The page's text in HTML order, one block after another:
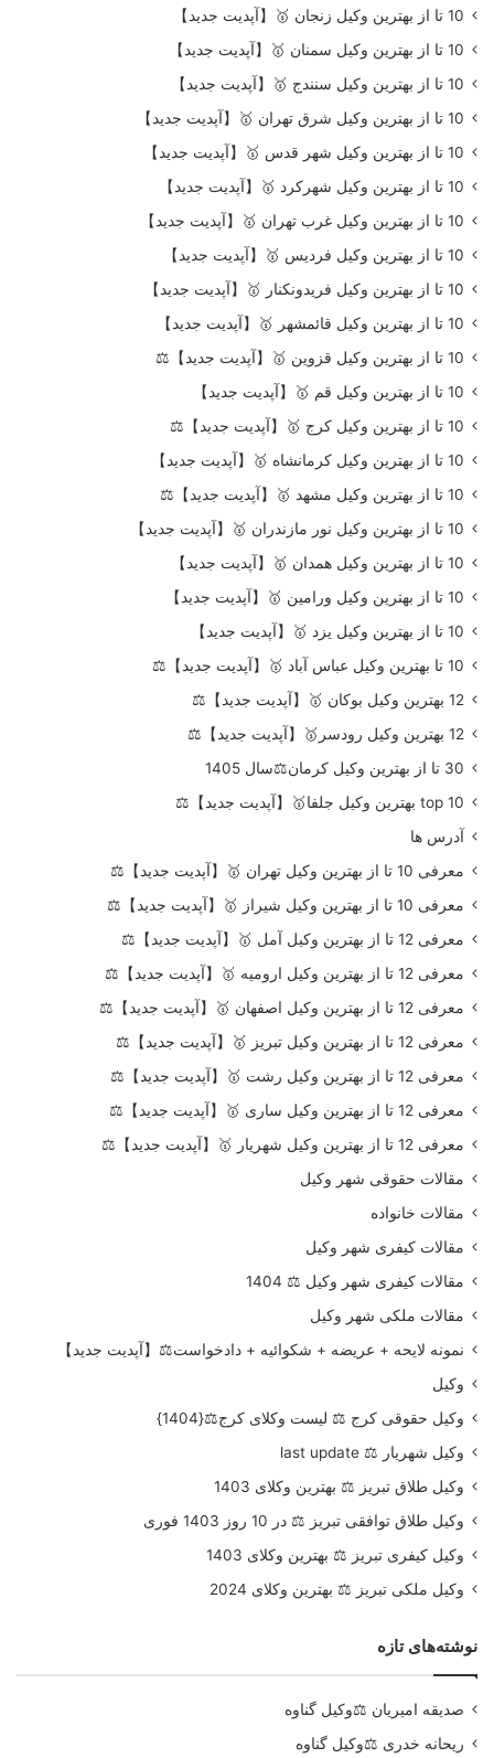
10 تا از بهترین وکیل زنجان 🥇【آپدیت جدید】
10 تا از بهترین وکیل سمنان 🥇【آپدیت جدید】
10 تا از بهترین وکیل سنندج 🥇【آپدیت جدید】
10 تا از بهترین وکیل شرق تهران 🥇【آپدیت جدید】
10 تا از بهترین وکیل شهر قدس 🥇【آپدیت جدید】
10 تا از بهترین وکیل شهرکرد 🥇【آپدیت جدید】
10 تا از بهترین وکیل غرب تهران 🥇【آپدیت جدید】
10 تا از بهترین وکیل فردیس 🥇【آپدیت جدید】
10 تا از بهترین وکیل فریدونکنار 🥇【آپدیت جدید】
10 تا از بهترین وکیل قائمشهر 🥇【آپدیت جدید】
10 تا از بهترین وکیل قزوین 🥇【آپدیت جدید】⚖️
10 تا از بهترین وکیل قم 🥇【آپدیت جدید】
10 تا از بهترین وکیل کرج 🥇【آپدیت جدید】⚖️
10 تا از بهترین وکیل کرمانشاه 🥇【آپدیت جدید】
10 تا از بهترین وکیل مشهد 🥇【آپدیت جدید】⚖️
10 تا از بهترین وکیل نور مازندران 🥇【آپدیت جدید】
10 تا از بهترین وکیل همدان 🥇【آپدیت جدید】
10 تا از بهترین وکیل ورامین 🥇【آپدیت جدید】
10 تا از بهترین وکیل یزد 🥇【آپدیت جدید】
10 تا بهترین وکیل عباس آباد 🥇【آپدیت جدید】⚖️
12 بهترین وکیل بوکان 🥇【آپدیت جدید】⚖️
12 بهترین وکیل رودسر🥇【آپدیت جدید】⚖️
30 تا از بهترین وکیل کرمان⚖️سال 1405
top 10 بهترین وکیل جلفا🥇【آپدیت جدید】⚖️
آدرس ها
معرفی 10 تا از بهترین وکیل تهران 🥇【آپدیت جدید】⚖️
معرفی 10 تا از بهترین وکیل شیراز 🥇【آپدیت جدید】⚖️
معرفی 12 تا از بهترین وکیل آمل 🥇【آپدیت جدید】⚖️
معرفی 12 تا از بهترین وکیل ارومیه 🥇【آپدیت جدید】⚖️
معرفی 12 تا از بهترین وکیل اصفهان 🥇【آپدیت جدید】⚖️
معرفی 12 تا از بهترین وکیل تبریز 🥇【آپدیت جدید】⚖️
معرفی 12 تا از بهترین وکیل رشت 🥇【آپدیت جدید】⚖️
معرفی 12 تا از بهترین وکیل ساری 🥇【آپدیت جدید】⚖️
معرفی 12 تا از بهترین وکیل شهریار 🥇【آپدیت جدید】⚖️
مقالات حقوقی شهر وکیل
مقالات خانواده
مقالات کیفری شهر وکیل
مقالات کیفری شهر وکیل ⚖️ 1404
مقالات ملکی شهر وکیل
نمونه لایحه + عریضه + شکوائیه + دادخواست⚖️【آپدیت جدید】
وکیل
وکیل حقوقی کرج ⚖️ لیست وکلای کرج⚖️{1404}
وکیل شهریار ⚖️ last update
وکیل طلاق تبریز ⚖️ بهترین وکلای 1403
وکیل طلاق توافقی تبریز ⚖️ در 10 روز 1403 فوری
وکیل کیفری تبریز ⚖️ بهترین وکلای 1403
وکیل ملکی تبریز ⚖️ بهترین وکلای 2024
نوشته‌های تازه
صدیقه امیریان ⚖️وکیل گناوه
ریحانه خدری ⚖️وکیل گناوه